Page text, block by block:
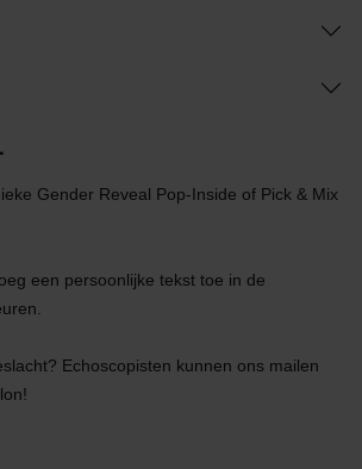
Gender Reveal Pop-Inside of Pick & Mix
een persoonlijke tekst toe in de
Echoscopisten kunnen ons mailen